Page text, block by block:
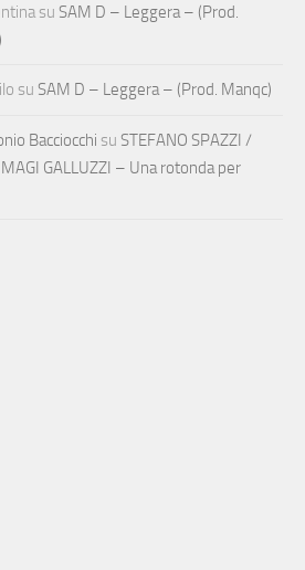
su SAM D – Leggera – (Prod.
su SAM D – Leggera – (Prod. Manqc)
Bacciocchi su STEFANO SPAZZI /
GALLUZZI – Una rotonda per